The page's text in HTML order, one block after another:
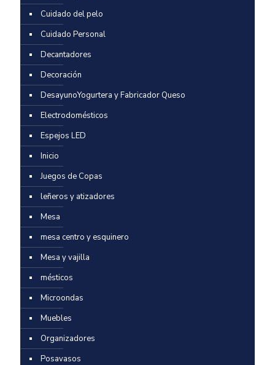
Cuidado del pelo
Cuidado Personal
Decantadores
Decoración
DesayunoYogurtera y Fabricador Queso
Electrodomésticos
Espejos LED
Inicio
Juegos de Copas
leñeros y atizadores
Mesa
mesa centro y esquinero
Mesa y vajilla
mésticos
Microondas
Muebles
Organizadores
Posavasos